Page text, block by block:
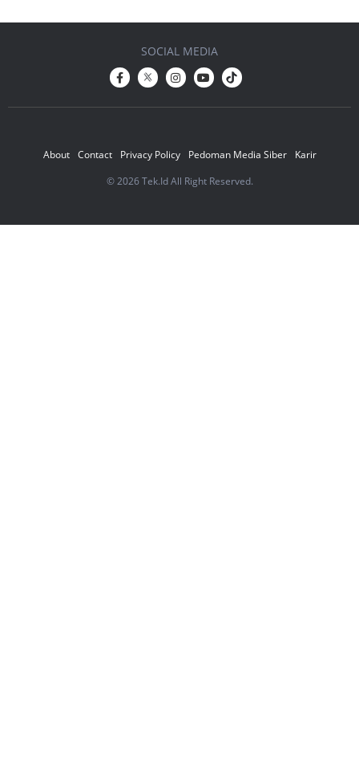
About Contact Privacy Policy Pedoman Media Siber
Karir
© 2026 Tek.Id All Right Reserved.
SOCIAL MEDIA